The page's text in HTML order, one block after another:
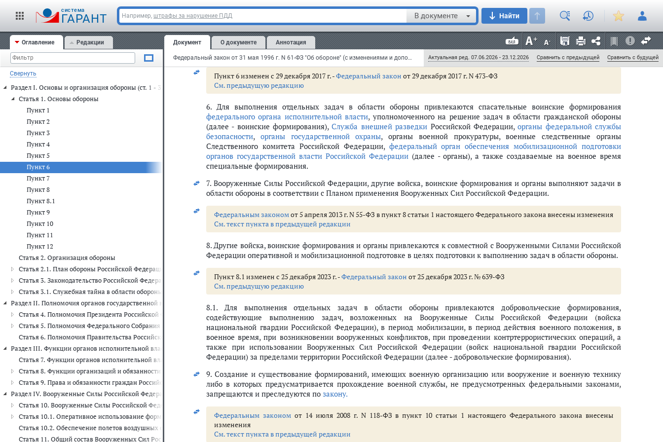
cистема
ГАРАНТ Например, штрафы за нарушение ПДД В документе Найти
Оглавление Редакции
Свернуть
Раздел I. Основы и организация обороны (ст. 1 - 3.1)
Статья 1. Основы обороны
Пункт 1
Пункт 2
Пункт 3
Пункт 4
Пункт 5
Пункт 6
Пункт 7
Пункт 8
Пункт 8.1
Пункт 9
Пункт 10
Пункт 11
Пункт 12
Статья 2. Организация обороны
Статья 2.1. План обороны Российской Федерации
Статья 3. Законодательство Российской Федерации в области обороны
Статья 3.1. Служебная тайна в области обороны
Раздел II. Полномочия органов государственной власти Российской Федерации в области обороны (ст. 4-6)
Статья 4. Полномочия Президента Российской Федерации в области обороны
Статья 5. Полномочия Федерального Собрания в области обороны
Статья 6. Полномочия Правительства Российской Федерации в области обороны
Раздел III. Функции органов исполнительной власти субъектов Российской Федерации, органов местного самоуправления и организаций, обязанности должностных лиц, права и обязанности граждан Российской
Статья 7. Функции органов исполнительной власти субъектов Российской Федерации и органов местного самоуправления в области обороны
Статья 8. Функции организаций и обязанности их должностных лиц в области обороны
Статья 9. Права и обязанности граждан Российской Федерации в области обороны
Раздел IV. Вооруженные Силы Российской Федерации, другие войска, воинские формирования и органы (ст. 10-17.2)
Статья 10. Вооруженные Силы Российской Федерации и их предназначение
Статья 10.1. Оперативное использование формирований Вооруженных Сил РФ за пределами территории РФ
Статья 10.2. Обеспечение полетов воздушных судов Вооруженных Сил Российской Федерации
Статья 11. Общий состав Вооруженных Сил Российской Федерации
Документ О документе Аннотация
Федеральный закон от 31 мая 1996 г. N 61-ФЗ "Об обороне" (с изменениями и дополнениями) Актуальная ред. 07.06.2026 - 23.12.2026 Сравнить с предыдущей Сравнить с будущей
См. предыдущую редакцию
5. К обороне привлекаются войска национальной гвардии Российской Федерации (далее также - другие войска).
О войсках национальной гвардии РФ см.Федеральный законот 3 июля 2016 г. N 226-ФЗ
Пункт 6 изменен с 29 декабря 2017 г. -Федеральный закон от 29 декабря 2017 г. N 473-ФЗ
См. предыдущую редакцию
6. Для выполнения отдельных задач в области обороны привлекаются спасательные воинские формирования
федерального органа исполнительной власти, уполномоченного на решение задач в области гражданской обороны
(далее - воинские формирования),Служба внешней разведки Российской Федерации,органы федеральной службы
безопасности, органы государственной охраны, органы военной прокуратуры, военные следственные органы
Следственного комитета Российской Федерации, федеральный орган обеспечения мобилизационной подготовки
органов государственной власти Российской Федерации(далее - органы), а также создаваемые на военное время
специальные формирования.
7. Вооруженные Силы Российской Федерации, другие войска, воинские формирования и органы выполняют задачи в
области обороны в соответствии с Планом применения Вооруженных Сил Российской Федерации.
Федеральным закономот 5 апреля 2013 г. N 55-ФЗ в пункт 8 статьи 1 настоящего Федерального закона внесены изменения
См. текст пункта в предыдущей редакции
8. Другие войска, воинские формирования и органы привлекаются к совместной с Вооруженными Силами Российской
Федерации оперативной и мобилизационной подготовке в целях подготовки к выполнению задач в области обороны.
Пункт 8.1 изменен с 25 декабря 2023 г. -Федеральный закон от 25 декабря 2023 г. № 639-ФЗ
См. предыдущую редакцию
8.1. Для выполнения отдельных задач в области обороны привлекаются добровольческие формирования,
содействующие выполнению задач, возложенных на Вооруженные Силы Российской Федерации (войска
национальной гвардии Российской Федерации), в период мобилизации, в период действия военного положения, в
военное время, при возникновении вооруженных конфликтов, при проведении контртеррористических операций, а
также при использовании Вооруженных Сил Российской Федерации (войск национальной гвардии Российской
Федерации) за пределами территории Российской Федерации (далее - добровольческие формирования).
9. Создание и существование формирований, имеющих военную организацию или вооружение и военную технику
либо в которых предусматривается прохождение военной службы, не предусмотренных федеральными законами,
запрещаются и преследуются по закону.
Федеральным закономот 14 июля 2008 г. N 118-ФЗ в пункт 10 статьи 1 настоящего Федерального закона внесены
изменения
См. текст пункта в предыдущей редакции